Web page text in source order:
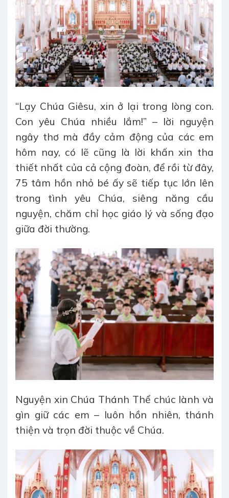
“Lạy Chúa Giêsu, xin ở lại trong lòng con.
Con yêu Chúa nhiều lắm!” – lời nguyện
ngây thơ mà đầy cảm động của các em
hôm nay, có lẽ cũng là lời khấn xin tha
thiết nhất của cả cộng đoàn, để rồi từ đây,
75 tâm hồn nhỏ bé ấy sẽ tiếp tục lớn lên
trong tình yêu Chúa, siêng năng cầu
nguyện, chăm chỉ học giáo lý và sống đạo
giữa đời thường.
Nguyện xin Chúa Thánh Thể chúc lành và
gìn giữ các em – luôn hồn nhiên, thánh
thiện và trọn đời thuộc về Chúa.